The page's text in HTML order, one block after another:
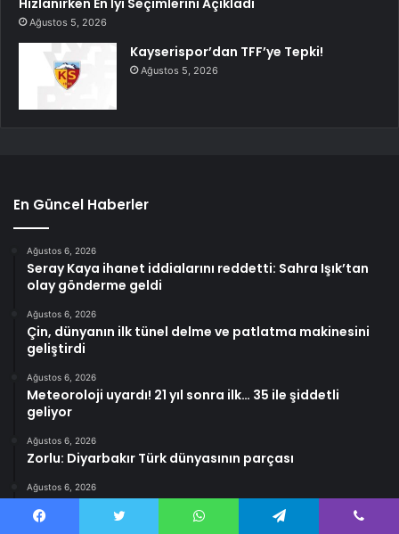
Ağustos 5, 2026
Kayserispor’dan TFF’ye Tepki!
Ağustos 5, 2026
En Güncel Haberler
Ağustos 6, 2026
Seray Kaya ihanet iddialarını reddetti: Sahra Işık’tan
olay gönderme geldi
Ağustos 6, 2026
Çin, dünyanın ilk tünel delme ve patlatma makinesini
geliştirdi
Ağustos 6, 2026
Meteoroloji uyardı! 21 yıl sonra ilk… 35 ile şiddetli
geliyor
Ağustos 6, 2026
Zorlu: Diyarbakır Türk dünyasının parçası
Ağustos 6, 2026
Afganistan’da 2 Tondan Fazla Yasadışı Uyuşturucu Ele
Geçirildi